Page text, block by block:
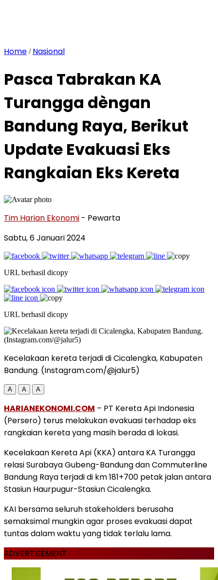
Home / Nasional
Pasca Tabrakan KA
Turangga dèngan
Bandung Raya, Berikut
Update Evakuasi Eks
Rangkaian Eks Kereta
Tim Harian Ekonomi - Pewarta
Sabtu, 6 Januari 2024
URL berhasil dicopy
URL berhasil dicopy
Kecelakaan kereta terjadi di Cicalengka, Kabupaten
Bandung. (Instagram.com/@jalur5)
A A A
HARIANEKONOMI.COM – PT Kereta Api Indonesia
(Persero) terus melakukan evakuasi terhadap eks
rangkaian kereta yang masih berada di lokasi.
Kecelakaan Kereta Api (KKA) antara KA Turangga
relasi Surabaya Gubeng-Bandung dan Commuterline
Bandung Raya terjadi di km 181+700 petak jalan antara
Stasiun Haurpugur-Stasiun Cicalengka.
KAI bersama seluruh stakeholders berusaha
semaksimal mungkin agar proses evakuasi dapat
tuntas dalam waktu yang tidak terlalu lama.
ADVERTISEMENT